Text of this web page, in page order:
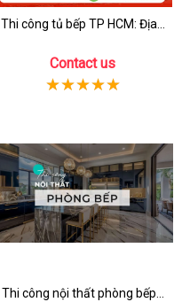
Thi công tủ bếp TP HCM: Địa...
Contact us
Thi công nội thất phòng bếp...